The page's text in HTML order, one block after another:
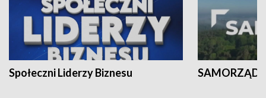
Społeczni Liderzy Biznesu SAMORZĄD